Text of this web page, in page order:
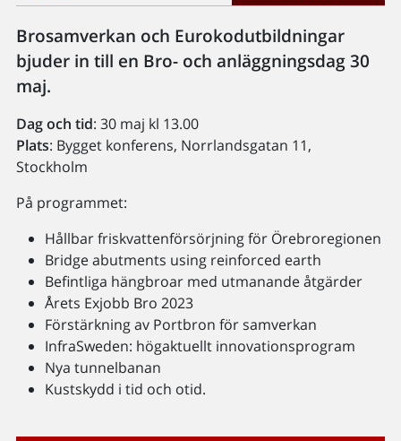
Brosamverkan och Eurokodutbildningar
bjuder in till en Bro- och anläggningsdag 30
maj.
Dag och tid: 30 maj kl 13.00
Plats: Bygget konferens, Norrlandsgatan 11,
Stockholm
På programmet:
Hållbar friskvattenförsörjning för Örebroregionen
Bridge abutments using reinforced earth
Befintliga hängbroar med utmanande åtgärder
Årets Exjobb Bro 2023
Förstärkning av Portbron för samverkan
InfraSweden: högaktuellt innovationsprogram
Nya tunnelbanan
Kustskydd i tid och otid.